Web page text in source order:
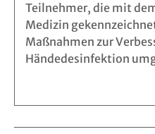
Teilnehmer, die mit
Medizin
Maßnahmen zur
Händedesinfektion